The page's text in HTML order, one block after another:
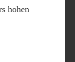
hohen